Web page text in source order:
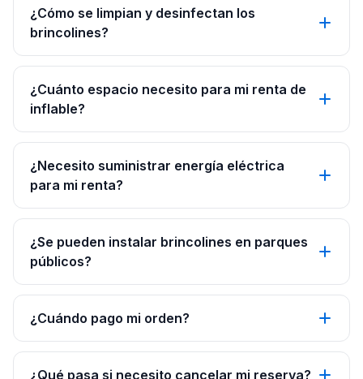
¿Cómo se limpian y desinfectan los
brincolines?
¿Cuánto espacio necesito para mi renta de
inflable?
¿Necesito suministrar energía eléctrica
para mi renta?
¿Se pueden instalar brincolines en parques
públicos?
¿Cuándo pago mi orden?
¿Qué pasa si necesito cancelar mi reserva?